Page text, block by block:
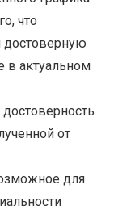
что
достоверную
в актуальном
достоверность
от
для